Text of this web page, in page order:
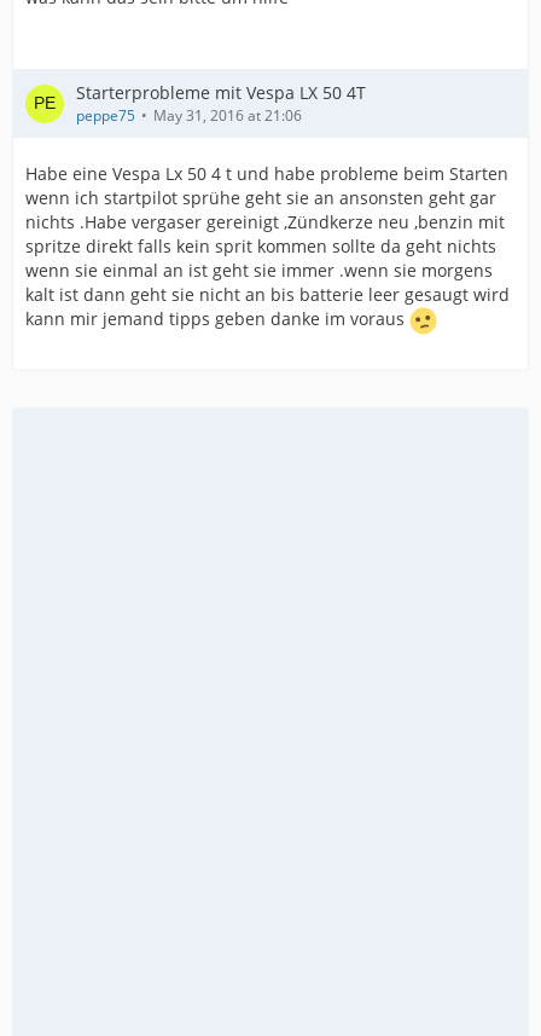
Starterprobleme mit Vespa LX 50 4T
peppe75 May 31, 2016 at 21:06
Habe eine Vespa Lx 50 4 t und habe probleme beim Starten
wenn ich startpilot sprühe geht sie an ansonsten geht gar
nichts .Habe vergaser gereinigt ,Zündkerze neu ,benzin mit
spritze direkt falls kein sprit kommen sollte da geht nichts
wenn sie einmal an ist geht sie immer .wenn sie morgens
kalt ist dann geht sie nicht an bis batterie leer gesaugt wird
kann mir jemand tipps geben danke im voraus